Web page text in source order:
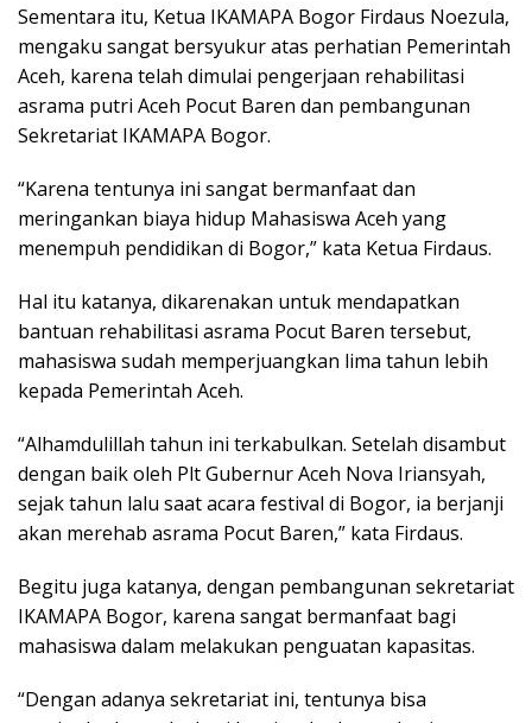
Sementara itu, Ketua IKAMAPA Bogor Firdaus Noezula,
mengaku sangat bersyukur atas perhatian Pemerintah
Aceh, karena telah dimulai pengerjaan rehabilitasi
asrama putri Aceh Pocut Baren dan pembangunan
Sekretariat IKAMAPA Bogor.
“Karena tentunya ini sangat bermanfaat dan
meringankan biaya hidup Mahasiswa Aceh yang
menempuh pendidikan di Bogor,” kata Ketua Firdaus.
Hal itu katanya, dikarenakan untuk mendapatkan
bantuan rehabilitasi asrama Pocut Baren tersebut,
mahasiswa sudah memperjuangkan lima tahun lebih
kepada Pemerintah Aceh.
“Alhamdulillah tahun ini terkabulkan. Setelah disambut
dengan baik oleh Plt Gubernur Aceh Nova Iriansyah,
sejak tahun lalu saat acara festival di Bogor, ia berjanji
akan merehab asrama Pocut Baren,” kata Firdaus.
Begitu juga katanya, dengan pembangunan sekretariat
IKAMAPA Bogor, karena sangat bermanfaat bagi
mahasiswa dalam melakukan penguatan kapasitas.
“Dengan adanya sekretariat ini, tentunya bisa